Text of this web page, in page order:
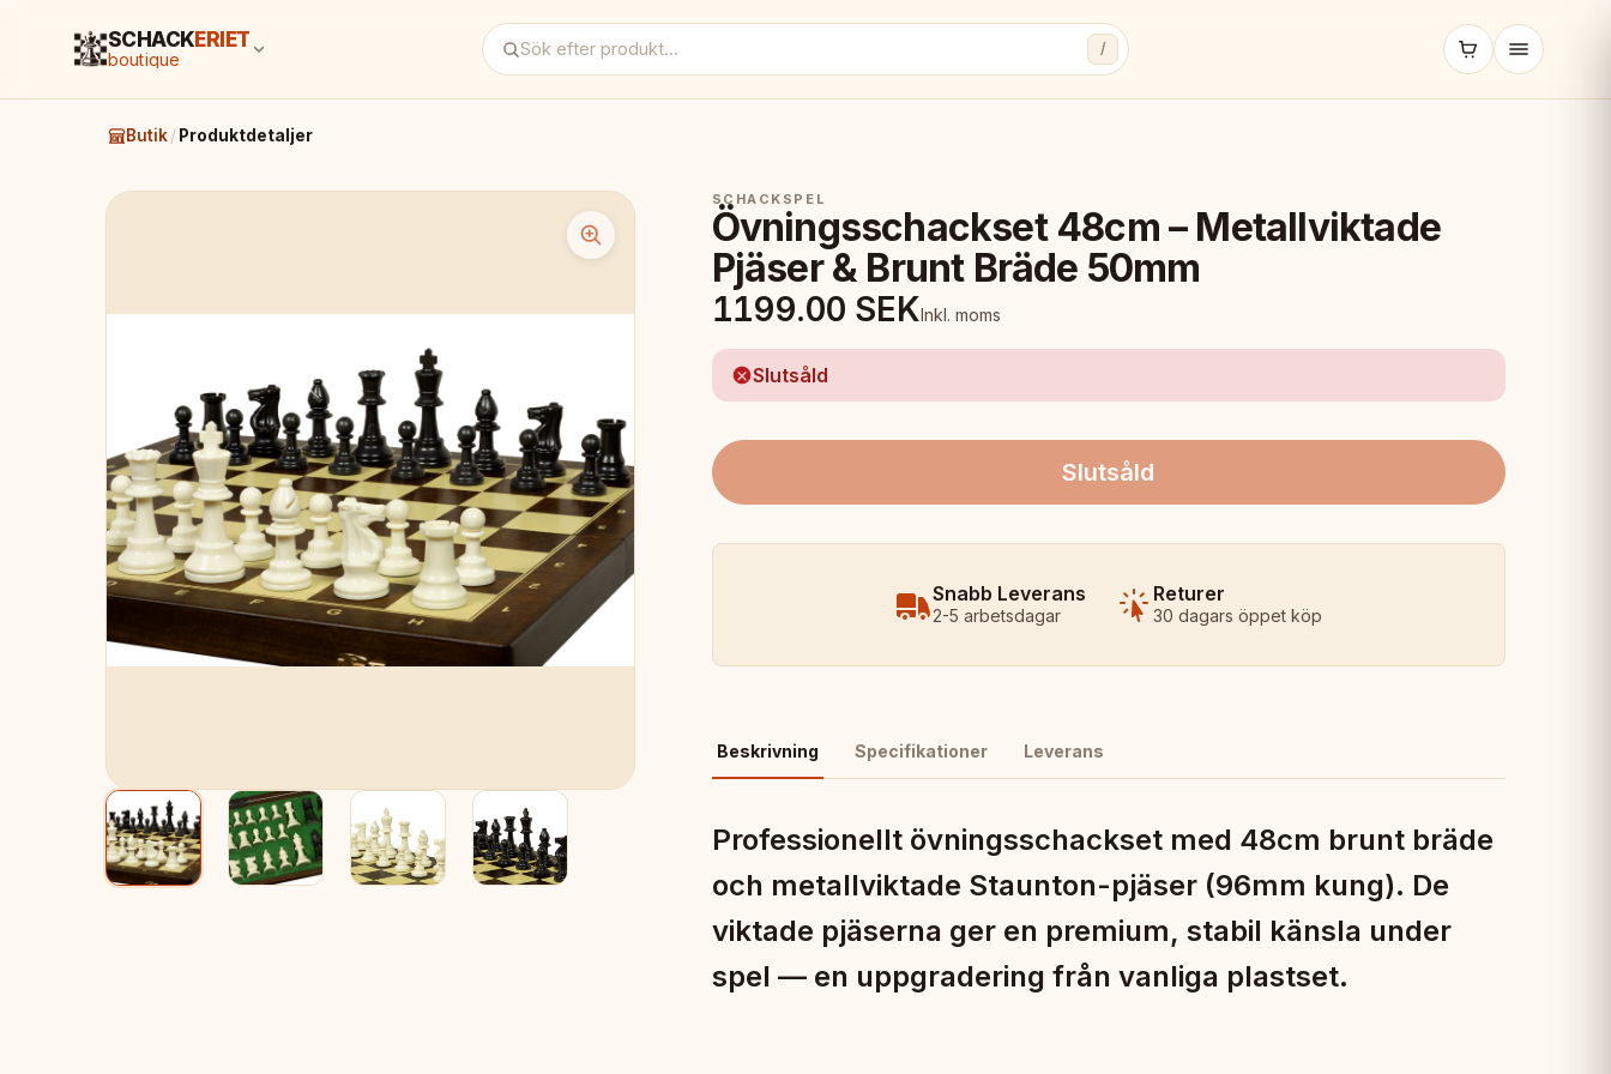
SCHACK ERIET
boutique
/
Butik/ Produktdetaljer
SCHACKSPEL
Övningsschackset 48cm – Metallviktade
Pjäser & Brunt Bräde 50mm
1199.00 SEKInkl. moms
Slutsåld
Slutsåld
Snabb Leverans
2-5 arbetsdagar
Returer
30 dagars öppet köp
Beskrivning Specifikationer Leverans
Professionellt övningsschackset med 48cm brunt bräde
och metallviktade Staunton-pjäser (96mm kung). De
viktade pjäserna ger en premium, stabil känsla under
spel — en uppgradering från vanliga plastset.